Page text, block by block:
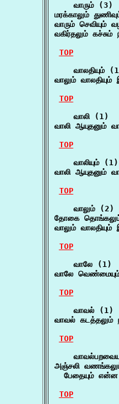
    வாரும் (3)
மரக்காலும்
வாரும் செவியும்
வகிர்தலும்
TOP
வாலதியும்
வாலும்
TOP
    வாலி (1)
வாலி ஆயுதனும்
TOP
    வாலியும் (1)
வாலி ஆயுதனும்
TOP
    வாலும் (2)
தோகை
வாலும்
TOP
    வாலே (1)
வாலே வெண்மையும்
TOP
    வாவல் (1)
வாவல் கடத்தலும்
TOP
அஞ்சலி
பேதையும்
TOP